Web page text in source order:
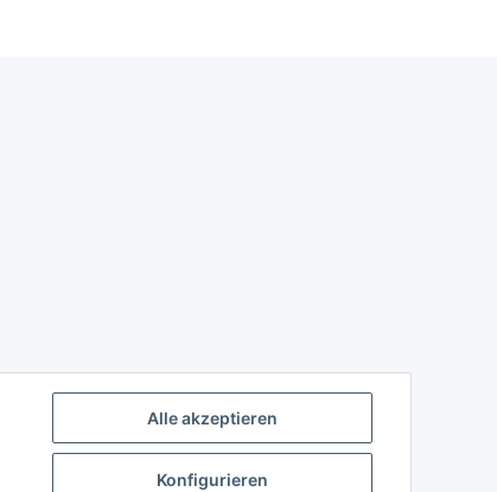
Alle akzeptieren
Konfigurieren